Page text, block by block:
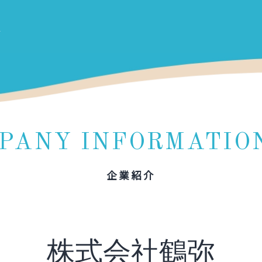
企業紹介
株式会社鶴弥